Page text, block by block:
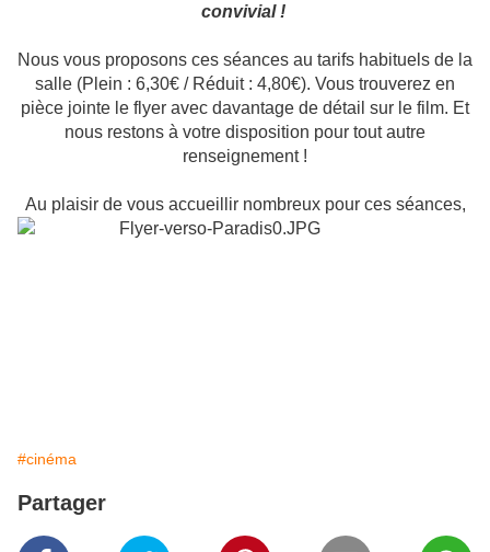
convivial !
Nous vous proposons ces séances au tarifs habituels de la
salle (Plein : 6,30€ / Réduit : 4,80€). Vous trouverez en
pièce jointe le flyer avec davantage de détail sur le film. Et
nous restons à votre disposition pour tout autre
renseignement !
Au plaisir de vous accueillir nombreux pour ces séances,
#cinéma
Partager